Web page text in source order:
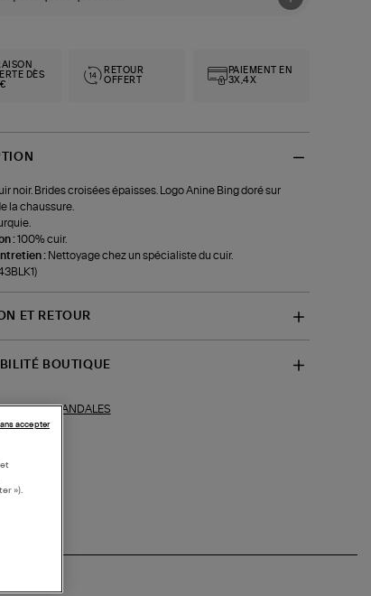
DÈS
RETOUR
OFFERT
PAIEMENT EN
3X,4X
noir. Brides croisées épaisses. Logo Anine Bing doré sur
la chaussure.
:100% cuir.
: Nettoyage chez un spécialiste du cuir.
ET RETOUR
BOUTIQUE
:SANDALES
et
»).
accepter